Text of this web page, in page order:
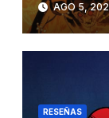
AGO 5,
RESEÑAS